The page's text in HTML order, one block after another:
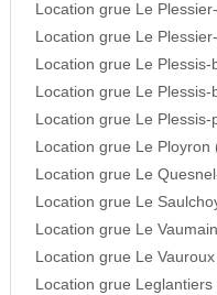
Location grue Le
Location grue Le
Location grue Le
Location grue Le Plessis-
Location grue Le
Location grue Le Ployron
Location grue Le
Location grue Le
Location grue Le
Location grue Le
Location grue Leglantiers